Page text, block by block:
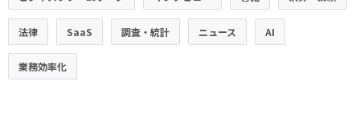
法律 SaaS 調査・統計 ニュース AI
業務効率化